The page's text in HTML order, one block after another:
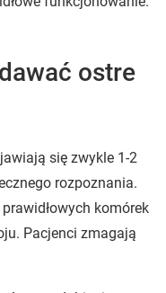
ostre
się zwykle 1-2
rozpoznania.
komórek
Pacjenci zmagają